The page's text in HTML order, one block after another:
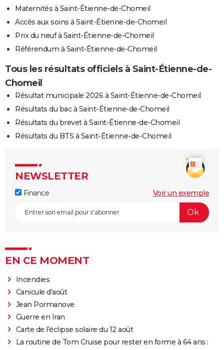
Maternités à Saint-Étienne-de-Chomeil
Accès aux soins à Saint-Étienne-de-Chomeil
Prix du neuf à Saint-Étienne-de-Chomeil
Référendum à Saint-Étienne-de-Chomeil
Tous les résultats officiels à Saint-Étienne-de-
Chomeil
Résultat municipale 2026 à Saint-Étienne-de-Chomeil
Résultats du bac à Saint-Étienne-de-Chomeil
Résultats du brevet à Saint-Étienne-de-Chomeil
Résultats du BTS à Saint-Étienne-de-Chomeil
NEWSLETTER
Finance Voir un exemple
EN CE MOMENT
Incendies
Canicule d'août
Jean Pormanove
Guerre en Iran
Carte de l'éclipse solaire du 12 août
La routine de Tom Cruise pour rester en forme à 64 ans :